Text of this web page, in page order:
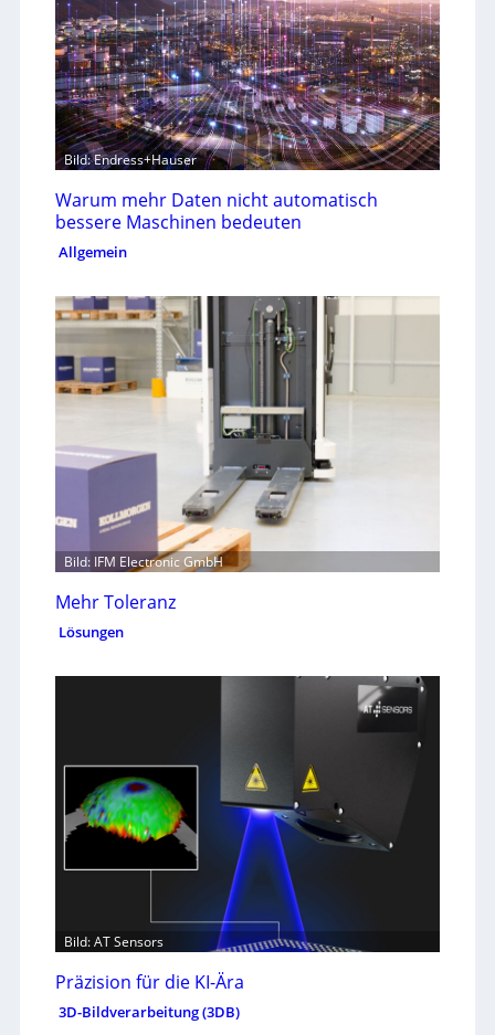
Bild: Endress+Hauser
Warum mehr Daten nicht automatisch
bessere Maschinen bedeuten
Allgemein
Bild: IFM Electronic GmbH
Mehr Toleranz
Lösungen
Bild: AT Sensors
Präzision für die KI-Ära
3D-Bildverarbeitung (3DB)